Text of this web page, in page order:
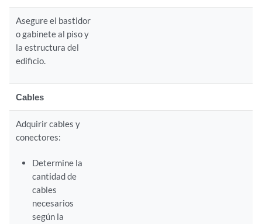
Asegure el bastidor
o gabinete al piso y
la estructura del
edificio.
Cables
Adquirir cables y
conectores:
Determine la
cantidad de
cables
necesarios
según la